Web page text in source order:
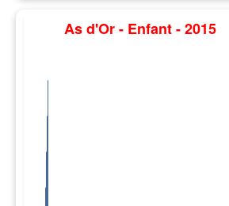
As d'Or - Enfant - 2015